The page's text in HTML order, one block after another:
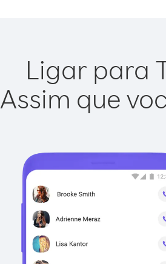
Ligar para
Assim que